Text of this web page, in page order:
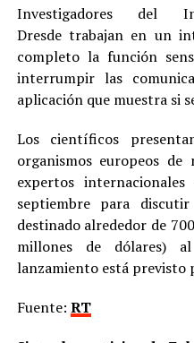
Investigadores del
Dresde trabajan en un
completo la función
interrumpir las
aplicación que muestra si
Los científicos
organismos europeos
expertos
septiembre para
destinado alrededor de
millones de dólares)
lanzamiento está previsto
Fuente: RT